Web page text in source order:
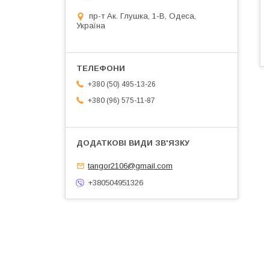
пр-т Ак. Глушка, 1-В, Одеса,
Україна
+380 (50) 495-13-26
+380 (96) 575-11-87
tangor2106@gmail.com
+380504951326